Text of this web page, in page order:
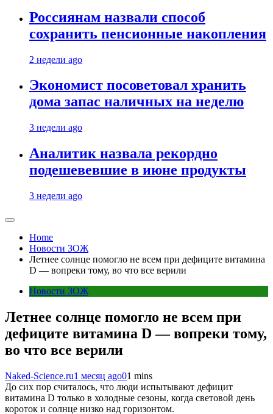
Россиянам назвали способ
сохранить пенсионные накопления
2 недели ago
Экономист посоветовал хранить
дома запас наличных на неделю
3 недели ago
Аналитик назвала рекордно
подешевевшие в июне продукты
3 недели ago
Home
Новости ЗОЖ
Летнее солнце помогло не всем при дефиците витамина
D — вопреки тому, во что все верили
Новости ЗОЖ
Летнее солнце помогло не всем при
дефиците витамина D — вопреки тому,
во что все верили
Naked-Science.ru1 месяц ago01 mins
До сих пор считалось, что люди испытывают дефицит
витамина D только в холодные сезоны, когда световой день
короток и солнце низко над горизонтом.